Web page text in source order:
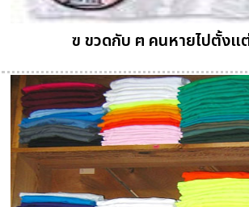
ฃ ขวดกับ ฅ คนหายไปตั้งแ